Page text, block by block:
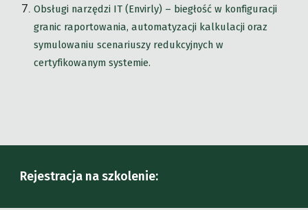
Obsługi narzędzi IT (Envirly) – biegłość w konfiguracji
granic raportowania, automatyzacji kalkulacji oraz
symulowaniu scenariuszy redukcyjnych w
certyfikowanym systemie.
Rejestracja na szkolenie: